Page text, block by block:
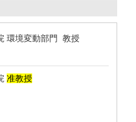
環境変動部門 教授
准教授